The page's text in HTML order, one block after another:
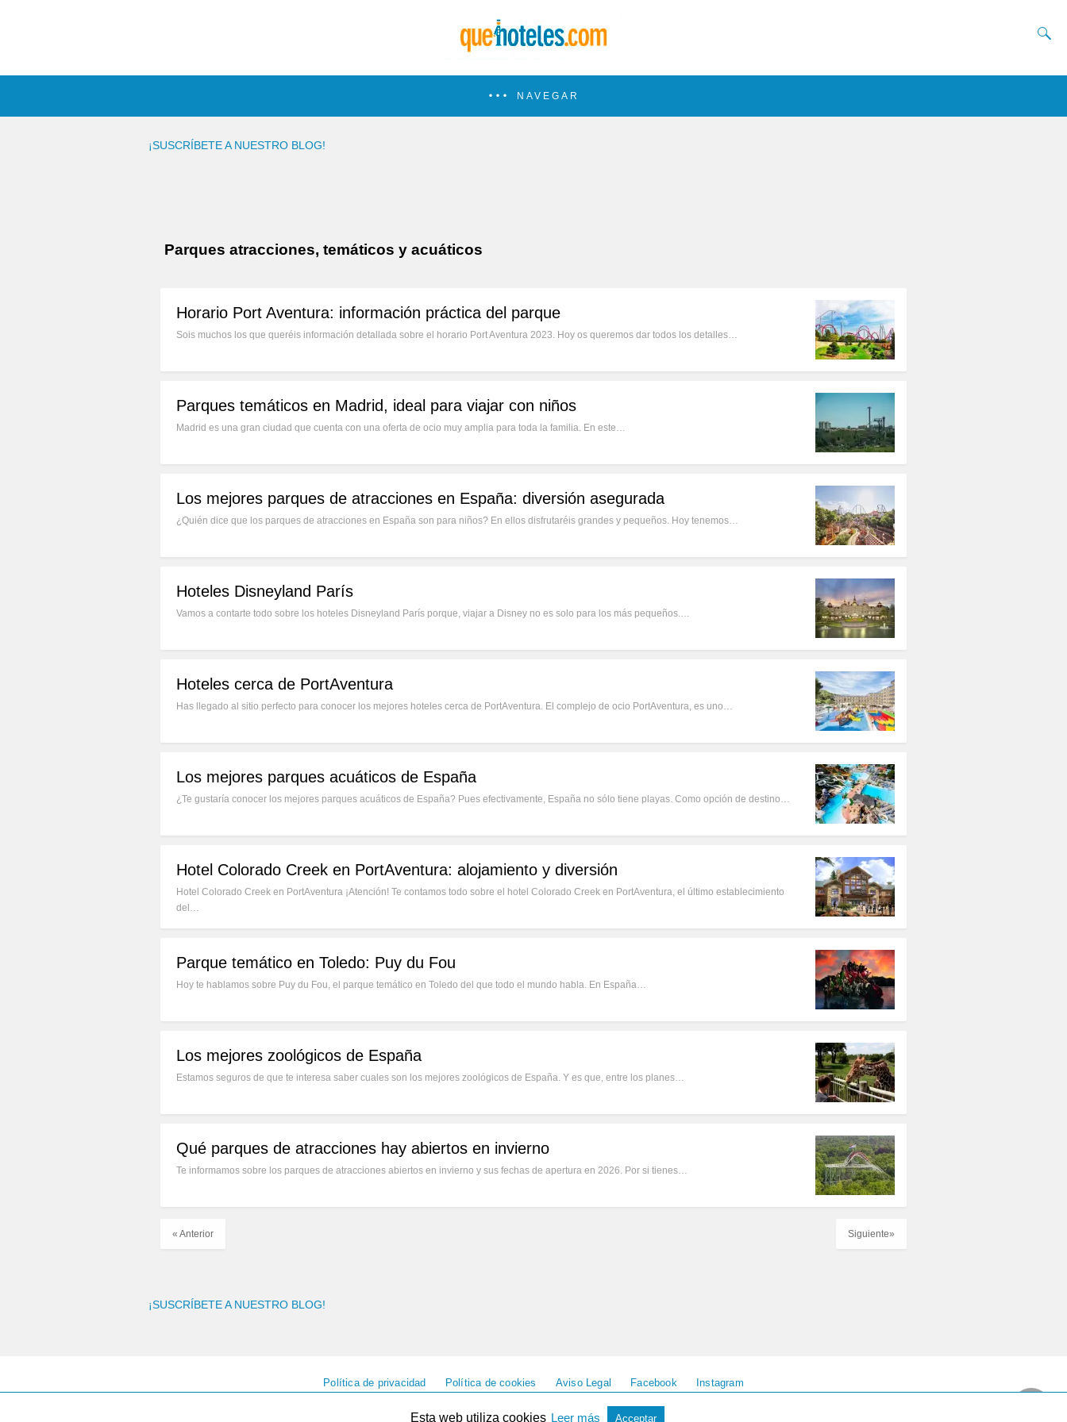
NAVEGAR
¡SUSCRÍBETE A NUESTRO BLOG!
Parques atracciones, temáticos y acuáticos
Horario Port Aventura: información práctica del parque
Sois muchos los que queréis información detallada sobre el horario Port Aventura 2023. Hoy os queremos dar todos los detalles…
Parques temáticos en Madrid, ideal para viajar con niños
Madrid es una gran ciudad que cuenta con una oferta de ocio muy amplia para toda la familia. En este…
Los mejores parques de atracciones en España: diversión asegurada
¿Quién dice que los parques de atracciones en España son para niños? En ellos disfrutaréis grandes y pequeños. Hoy tenemos…
Hoteles Disneyland París
Vamos a contarte todo sobre los hoteles Disneyland París porque, viajar a Disney no es solo para los más pequeños.…
Hoteles cerca de PortAventura
Has llegado al sitio perfecto para conocer los mejores hoteles cerca de PortAventura. El complejo de ocio PortAventura, es uno…
Los mejores parques acuáticos de España
¿Te gustaría conocer los mejores parques acuáticos de España? Pues efectivamente, España no sólo tiene playas. Como opción de destino…
Hotel Colorado Creek en PortAventura: alojamiento y diversión
Hotel Colorado Creek en PortAventura ¡Atención! Te contamos todo sobre el hotel Colorado Creek en PortAventura, el último establecimiento
del…
Parque temático en Toledo: Puy du Fou
Hoy te hablamos sobre Puy du Fou, el parque temático en Toledo del que todo el mundo habla. En España…
Los mejores zoológicos de España
Estamos seguros de que te interesa saber cuales son los mejores zoológicos de España. Y es que, entre los planes…
Qué parques de atracciones hay abiertos en invierno
Te informamos sobre los parques de atracciones abiertos en invierno y sus fechas de apertura en 2026. Por si tienes…
Siguiente»
« Anterior
¡SUSCRÍBETE A NUESTRO BLOG!
Política de privacidad Política de cookies Aviso Legal Facebook Instagram
Esta web utiliza cookies Leer más Acceptar